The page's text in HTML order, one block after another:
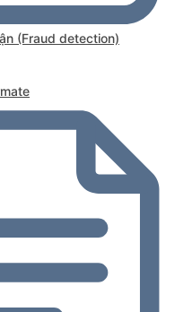
(Fraud detection)